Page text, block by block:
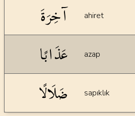
آخِرَةَ ahiret
عَذَابًا azap
ضَلَالًا sapıklık